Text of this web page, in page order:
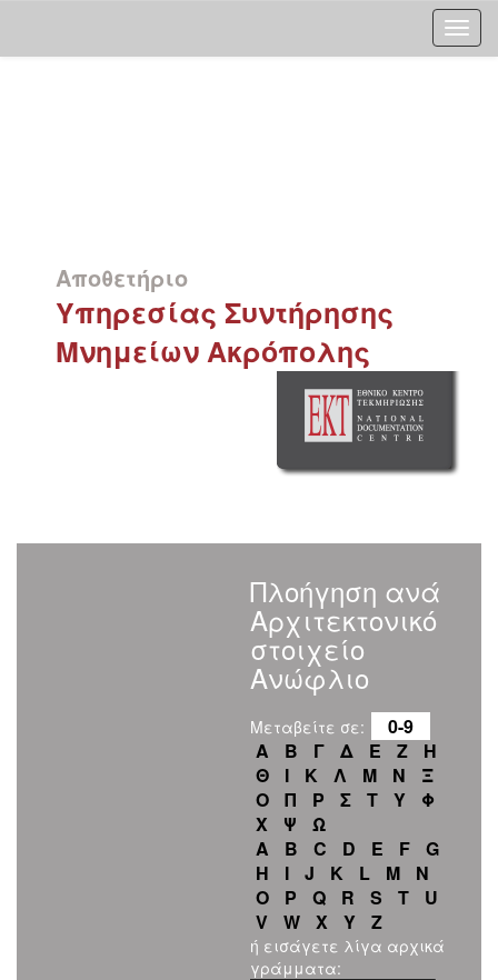
Αποθετήριο
Υπηρεσίας Συντήρησης
Μνημείων Ακρόπολης
Πλοήγηση ανά
Αρχιτεκτονικό
στοιχείο
Ανώφλιο
Μεταβείτε σε:
0-9
Α
Β Γ Δ Ε Ζ
Η
Θ
Ι Κ Λ Μ Ν
Ξ
Ο
Π Ρ Σ Τ Υ
Φ
Χ
Ψ
Ω
A
B C D E F
G
H
I J K L M
N
O
P Q R S T
U
V
W X Y Z
ή εισάγετε λίγα αρχικά
γράμματα: